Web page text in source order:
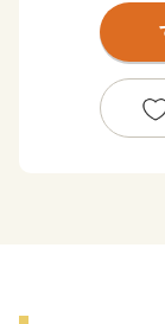
さにオホーツ
や白花豆、海